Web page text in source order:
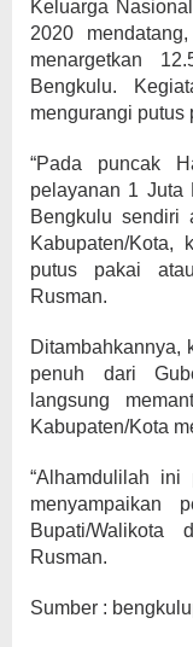
Keluarga
2020
menargetkan
Bengkulu.
mengurangi putus
“Pada puncak
pelayanan 1 Juta
Bengkulu sendiri
Kabupaten/Kota,
putus pakai
Rusman.
Ditambahkannya,
penuh dari
langsung
Kabupaten/Kota
“Alhamdulilah
menyampaikan
Bupati/Walikota
Rusman.
Sumber :